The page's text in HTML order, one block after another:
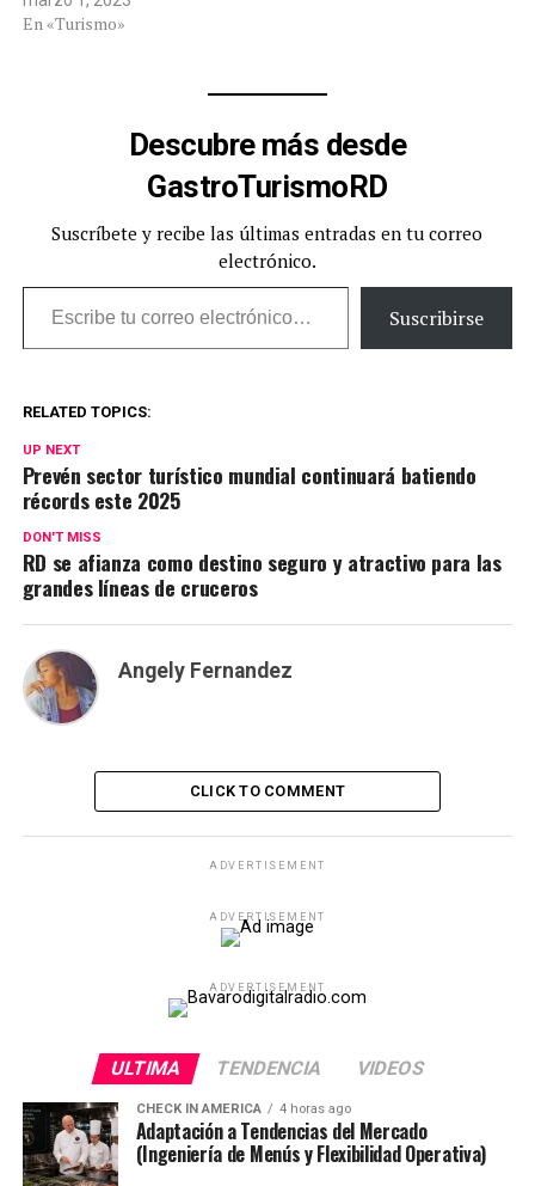
En «Turismo»
Descubre más desde
GastroTurismoRD
Suscríbete y recibe las últimas entradas en tu correo
electrónico.
Escribe tu correo electrónico…
Suscribirse
RELATED TOPICS:
UP NEXT
Prevén sector turístico mundial continuará batiendo
récords este 2025
DON'T MISS
RD se afianza como destino seguro y atractivo para las
grandes líneas de cruceros
Angely Fernandez
CLICK TO COMMENT
ADVERTISEMENT
ADVERTISEMENT
ADVERTISEMENT
ULTIMA TENDENCIA VIDEOS
CHECK IN AMERICA 4 horas ago
Adaptación a Tendencias del Mercado
(Ingeniería de Menús y Flexibilidad Operativa)